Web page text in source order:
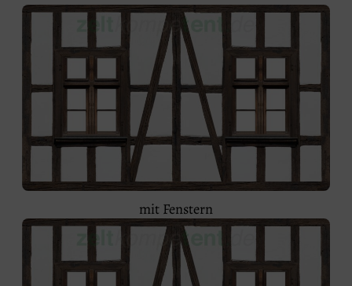
mit Fenstern